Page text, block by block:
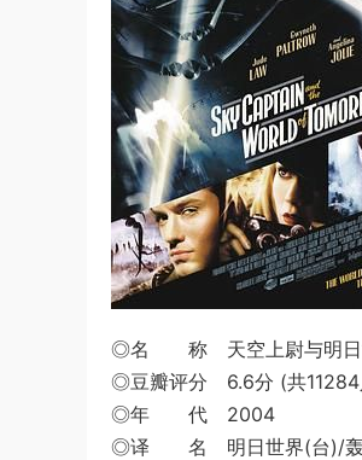
◎名 称 天空上尉与明日
◎豆瓣评分 6.6分 (共11284
◎年 代 2004
◎译 名 明日世界(台)/轰天